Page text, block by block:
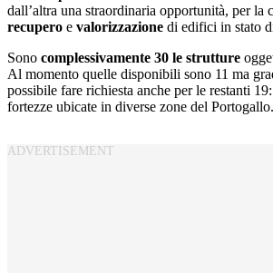
dall’altra una straordinaria opportunità, per la
recupero e valorizzazione di edifici in stato
Sono complessivamente 30 le strutture
Al momento quelle disponibili sono 11 ma
possibile fare richiesta anche per le restanti
fortezze ubicate in diverse zone del Portogallo.